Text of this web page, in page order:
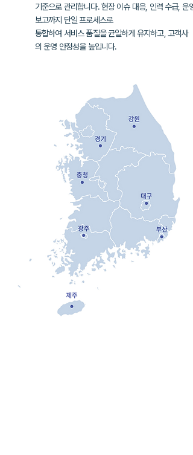
기준으로 관리합니다. 현장 이슈 대응, 인력 수급, 운영
보고까지 단일 프로세스로
통합하여 서비스 품질을 균일하게 유지하고, 고객사
의운영 안정성을 높입니다.